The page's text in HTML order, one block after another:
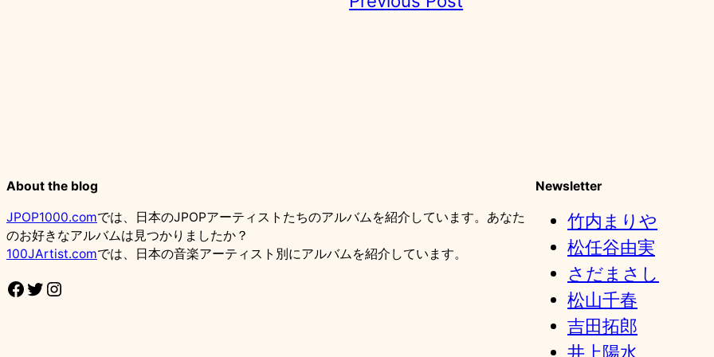
About the blog
JPOP1000.comでは、日本のJPOPアーティストたちのアルバムを紹介しています。あなた
のお好きなアルバムは見つかりましたか？
100JArtist.comでは、日本の音楽アーティスト別にアルバムを紹介しています。
Facebook Twitter Instagram
Newsletter
竹内まりや
松任谷由実
さだまさし
松山千春
吉田拓郎
井上陽水